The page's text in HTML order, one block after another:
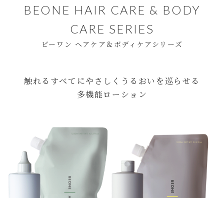
BEONE HAIR CARE & BODY
CARE SERIES
ビーワン ヘアケア＆ボディケアシリーズ
触れるすべてにやさしくうるおいを巡らせる
多機能ローション